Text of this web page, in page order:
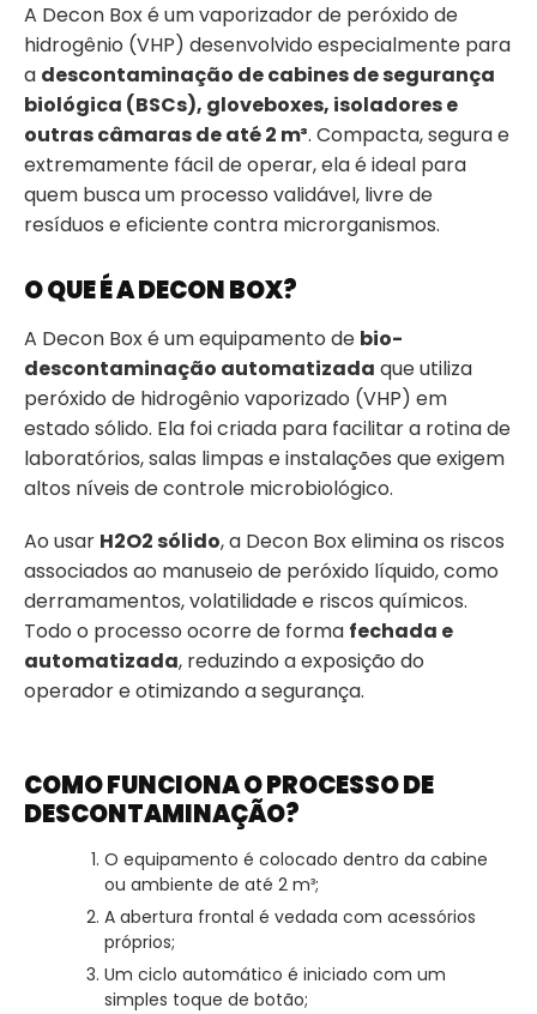
A Decon Box é um vaporizador de peróxido de
hidrogênio (VHP) desenvolvido especialmente para
a descontaminação de cabines de segurança
biológica (BSCs), gloveboxes, isoladores e
outras câmaras de até 2 m³. Compacta, segura e
extremamente fácil de operar, ela é ideal para
quem busca um processo validável, livre de
resíduos e eficiente contra microrganismos.
O QUE É A DECON BOX?
A Decon Box é um equipamento de bio-
descontaminação automatizada que utiliza
peróxido de hidrogênio vaporizado (VHP) em
estado sólido. Ela foi criada para facilitar a rotina de
laboratórios, salas limpas e instalações que exigem
altos níveis de controle microbiológico.
Ao usar H2O2 sólido, a Decon Box elimina os riscos
associados ao manuseio de peróxido líquido, como
derramamentos, volatilidade e riscos químicos.
Todo o processo ocorre de forma fechada e
automatizada, reduzindo a exposição do
operador e otimizando a segurança.
COMO FUNCIONA O PROCESSO DE
DESCONTAMINAÇÃO?
O equipamento é colocado dentro da cabine
ou ambiente de até 2 m³;
A abertura frontal é vedada com acessórios
próprios;
Um ciclo automático é iniciado com um
simples toque de botão;